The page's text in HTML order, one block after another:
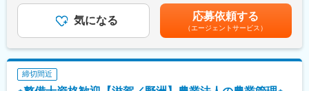
子どもたちならではの純粋さや好奇心に日々触れることで、新た
な視点での考え方を学びつつ、できなかったことができたときな
ど、子供たちと一緒に達成感や成長していく楽しさ、喜びを感じ
られます◎
■はたらく環境・雰囲気について：
和気あいあいとした何でも言い合える環境です。男女比は半々で
となります。ご自身の目利きした新鮮な魚介類を仕入れバイヤー
の皆さんに販売する業務を担当頂きます。またバイヤー様からご
指示頂いた内容での商品仕分けも担当頂きます。(荷捌きはアルバ
ーの皆さんとの関係性も非常に良好です。当社の水産物の目利き
には信頼を頂いており、営業活動やバイヤー様との交渉は非常に
であり、選考を通じて上下する可能性があります。月給(月額)は固
定手当を含めた表記です。
気になる 応募依頼する
（エージェントサービス）
締切間近